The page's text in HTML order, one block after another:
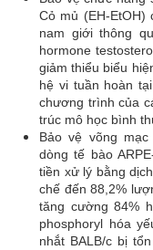
Cỏ mủ (EH-
nam giới thông
hormone
giảm thiểu biểu
hệ vi tuần hoàn
chương trình của
trúc mô học bình
Bảo vệ võng
dòng tế bào
tiền xử lý bằng
chế đến 88,2%
tăng cường 84%
phosphoryl hóa
nhắt BALB/c bị